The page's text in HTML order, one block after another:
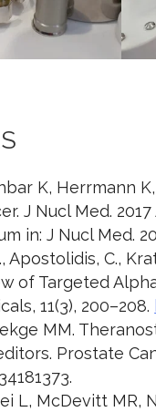
K, Herrmann
J Nucl Med. 2017
in: J Nucl Med.
Apostolidis, C.,
of Targeted
11(3), 200–208.
MM.
Prostate
L, McDevitt